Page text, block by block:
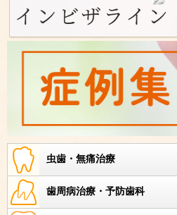
虫歯・無痛治療
歯周病治療・予防歯科